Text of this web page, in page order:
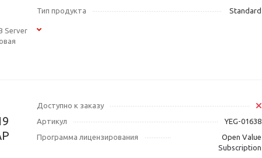
Server
Тип продукта
Standard
Доступно к заказу
Артикул
YEG-01638
Программа лицензирования
Open Value
Subscription